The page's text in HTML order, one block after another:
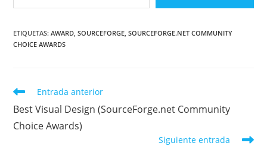
ETIQUETAS:AWARD, SOURCEFORGE, SOURCEFORGE.NET COMMUNITY
CHOICE AWARDS
Leer
artículos
Entrada anterior
Best Visual Design (SourceForge.net Community
Choice Awards)
Siguiente entrada